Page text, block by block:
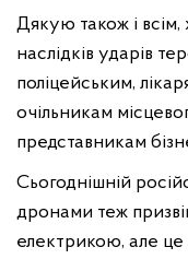
Дякую також і всім,
наслідків ударів
поліцейським,
очільникам
представникам
Сьогоднішній
дронами теж
електрикою, але це